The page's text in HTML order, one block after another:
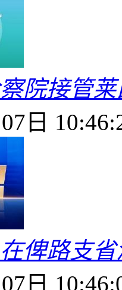
院接管
日
俾路支
日